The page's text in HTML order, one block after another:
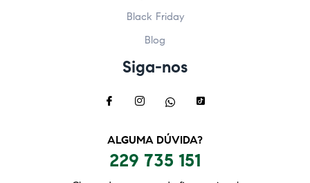
Black Friday
Blog
Siga-nos
ALGUMA DÚVIDA?
229 735 151